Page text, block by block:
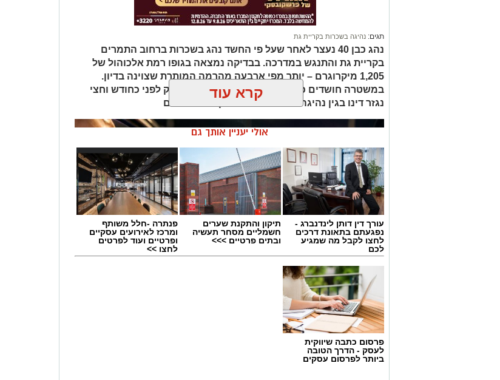
תגים: נהיגה בשכרות בקריית גת
נהג כבן 40 נעצר לאחר שעל פי החשד נהג בשכרות ברחוב התמרים
בקריית גת והתנגש במדרכה. בבדיקה נמצאה בגופו רמת אלכוהול של
1,205 מיקרוגרם – יותר מפי ארבעה מהרמה המותרת שצוינה בדיון.
במשטרה חושדים כי נהג גם תחת השפעת סמים. רק לפני כחודש וחצי
נגזר דינו בגין נהיגה תחת השפעת משקאות משכרים
אילוסטרציה בדיקת ינשוף
קרא עוד
אולי יעניין אותך גם
עורך דין דותן לינדנברג -
נפגעתם בתאונת דרכים
לחצו לקבל מה שמגיע
לכם
תיקון והתקנת שערים
חשמליים מסחר תעשיה
ובתים פרטיים >>>
פנתרה -חלל משותף
ומרכז לאירועים עסקיים
ופרטיים ועוד לפרטים
לחצו >>
פרסום כתבה שיווקית
לעסק - הדרך הטובה
ביותר לפרסום עסקים